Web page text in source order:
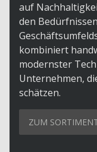
auf
den
kombiniert
modernster
Unternehmen,
schätzen.
ZUM